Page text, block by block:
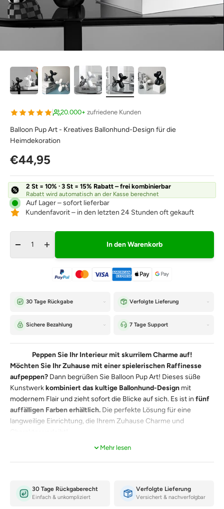
20.000+ zufriedene Kunden
Balloon Pup Art - Kreatives Ballonhund-Design für die
Heimdekoration
Angebot
€44,95
2 St = 10% · 3 St = 15% Rabatt – frei kombinierbar
Rabatt wird automatisch an der Kasse berechnet
Auf Lager – sofort lieferbar
Kundenfavorit – in den letzten 24 Stunden oft gekauft
In den Warenkorb
30 Tage Rückgabe Verfolgte Lieferung
Sichere Bezahlung 7 Tage Support
Peppen Sie Ihr Interieur mit skurrilem Charme auf!
Möchten Sie Ihr Zuhause mit einer spielerischen Raffinesse
aufpeppen? Dann begrüßen Sie Balloon Pup Art! Dieses süße
Kunstwerkkombiniert das kultige Ballonhund-Design mit
modernem Flair und zieht sofort die Blicke auf sich. Es ist in fünf
auffälligen Farben erhältlich. Die perfekte Lösung für eine
langweilige Einrichtung, die Ihrem Zuhause Charme und
Mehr lesen
30 Tage Rückgaberecht
Einfach & unkompliziert
Verfolgte Lieferung
Versichert & nachverfolgbar